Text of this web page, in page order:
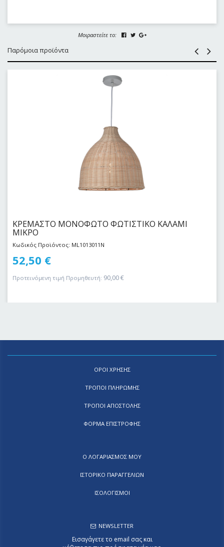
Μοιραστείτε το:
Παρόμοια προϊόντα
ΚΡΕΜΑΣΤΟ MONOΦΩΤΟ ΦΩΤΙΣΤΙΚΟ ΚΑΛΑΜΙ
ΜΙΚΡΟ
Κωδικός Προϊόντος: ML1013011N
52,50 €
Προτεινόμενη τιμή Προμηθευτή: 90,00€
ΟΡΟΙ ΧΡΗΣΗΣ
ΤΡΟΠΟΙ ΠΛΗΡΩΜΗΣ
ΤΡΟΠΟΙ ΑΠΟΣΤΟΛΗΣ
ΦΟΡΜΑ ΕΠΙΣΤΡΟΦΗΣ
Ο ΛΟΓΑΡΙΑΣΜΟΣ ΜΟΥ
ΙΣΤΟΡΙΚΟ ΠΑΡΑΓΓΕΛΙΩΝ
ΙΣΟΛΟΓΙΣΜΟΙ
NEWSLETTER
Εισαγάγετε το email σας και